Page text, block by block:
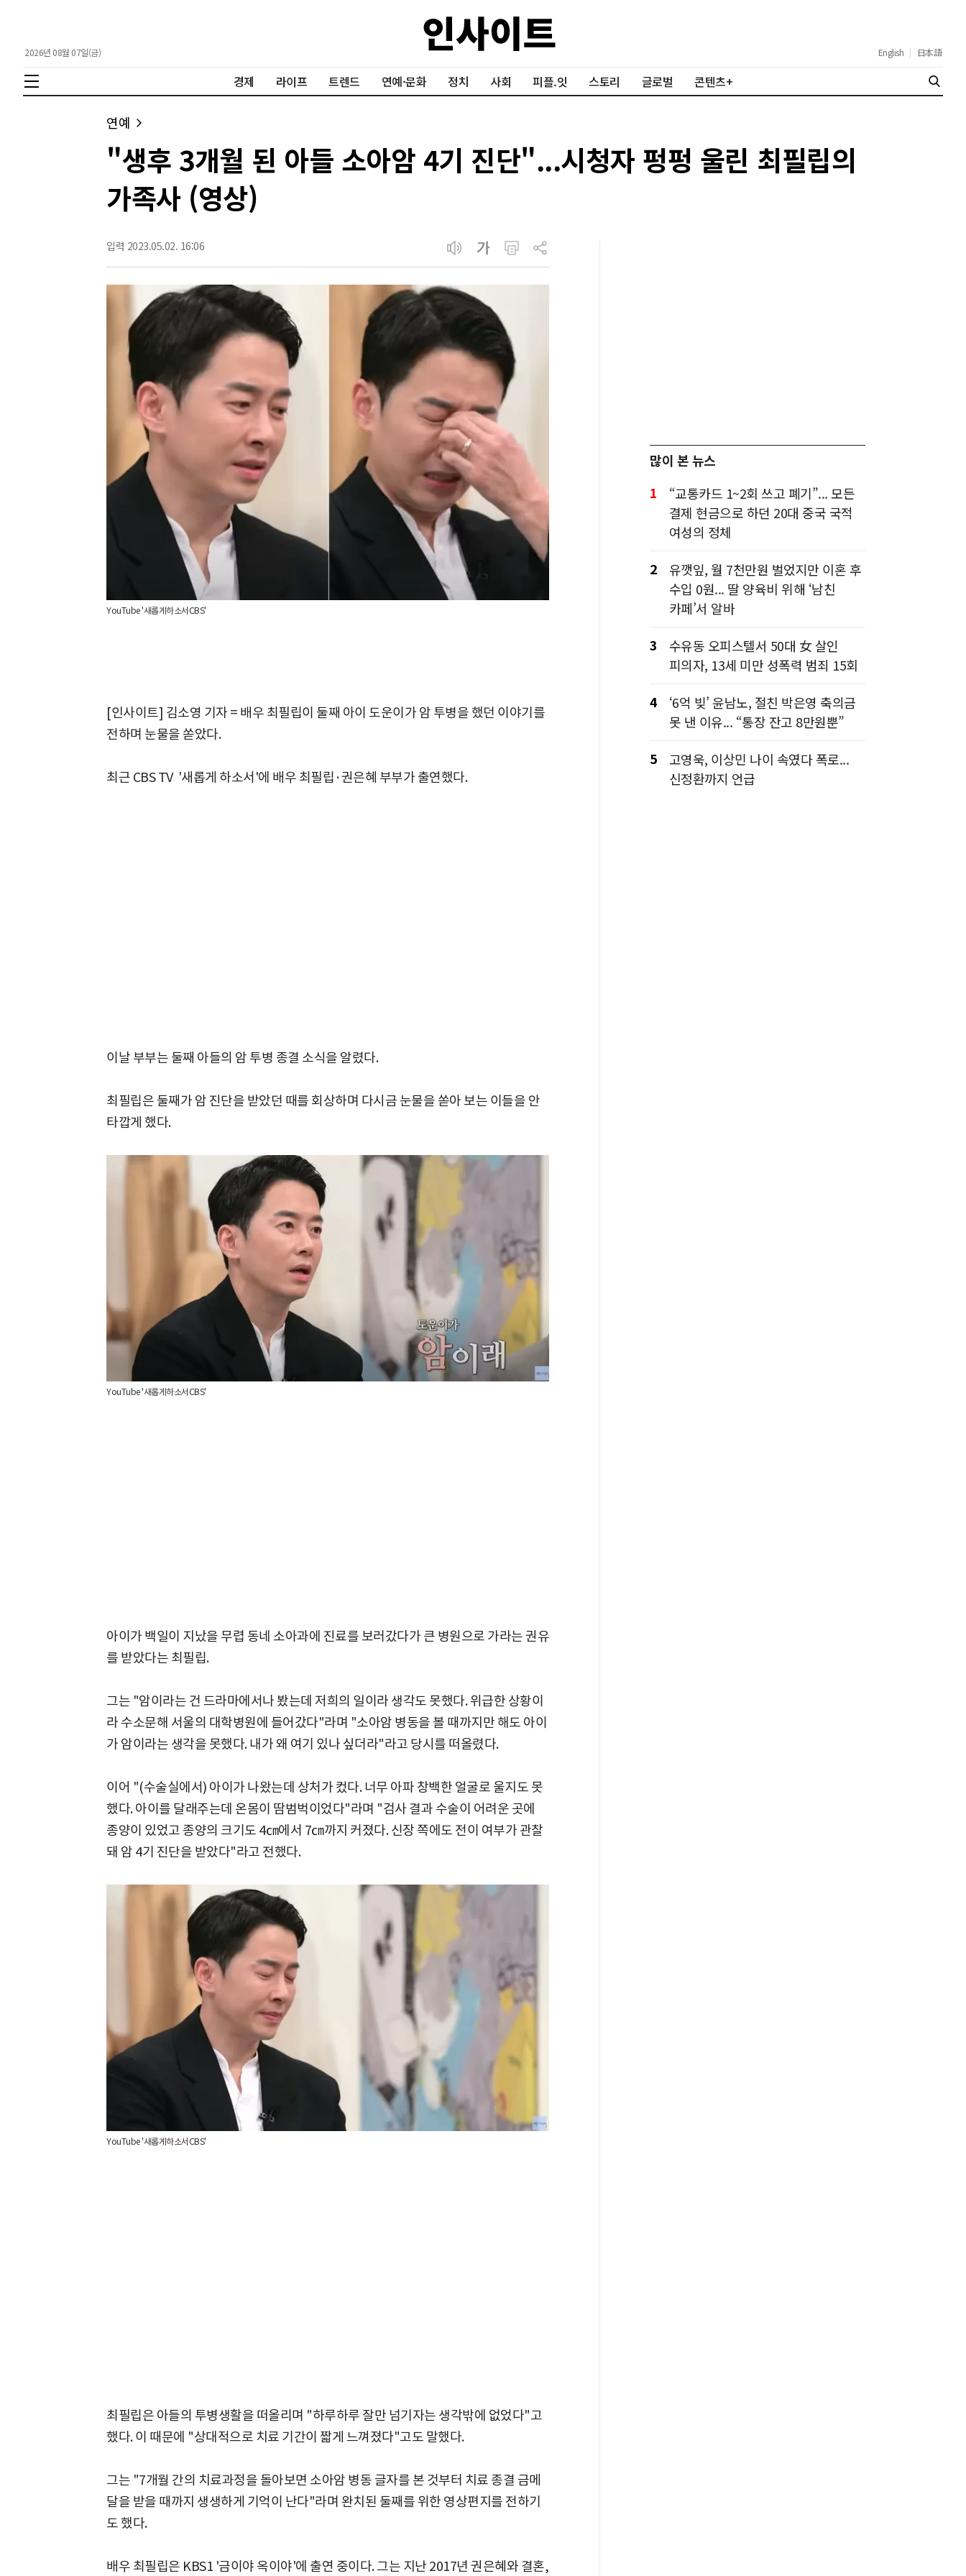
2026년 08월 07일(금) English | 日本語
경제 라이프 트렌드 연예·문화 정치 사회 피플.잇 스토리 글로벌 콘텐츠+
연예
"생후 3개월 된 아들 소아암 4기 진단"...시청자 펑펑 울린 최필립의
가족사 (영상)
입력 2023.05.02. 16:06
YouTube '새롭게하소서CBS'
[인사이트] 김소영 기자 = 배우 최필립이 둘째 아이 도운이가 암 투병을 했던 이야기를
전하며 눈물을 쏟았다.
최근 CBS TV '새롭게 하소서'에 배우 최필립·권은혜 부부가 출연했다.
이날 부부는 둘째 아들의 암 투병 종결 소식을 알렸다.
최필립은 둘째가 암 진단을 받았던 때를 회상하며 다시금 눈물을 쏟아 보는 이들을 안
타깝게 했다.
YouTube '새롭게하소서CBS'
아이가 백일이 지났을 무렵 동네 소아과에 진료를 보러갔다가 큰 병원으로 가라는 권유
를 받았다는 최필립.
그는 "암이라는 건 드라마에서나 봤는데 저희의 일이라 생각도 못했다. 위급한 상황이
라 수소문해 서울의 대학병원에 들어갔다"라며 "소아암 병동을 볼 때까지만 해도 아이
가 암이라는 생각을 못했다. 내가 왜 여기 있나 싶더라"라고 당시를 떠올렸다.
이어 "(수술실에서) 아이가 나왔는데 상처가 컸다. 너무 아파 창백한 얼굴로 울지도 못
했다. 아이를 달래주는데 온몸이 땀범벅이었다"라며 "검사 결과 수술이 어려운 곳에
종양이 있었고 종양의 크기도 4㎝에서 7㎝까지 커졌다. 신장 쪽에도 전이 여부가 관찰
돼 암 4기 진단을 받았다"라고 전했다.
YouTube '새롭게하소서CBS'
최필립은 아들의 투병생활을 떠올리며 "하루하루 잘만 넘기자는 생각밖에 없었다"고
했다. 이 때문에 "상대적으로 치료 기간이 짧게 느껴졌다"고도 말했다.
그는 "7개월 간의 치료과정을 돌아보면 소아암 병동 글자를 본 것부터 치료 종결 금메
달을 받을 때까지 생생하게 기억이 난다"라며 완치된 둘째를 위한 영상편지를 전하기
도 했다.
배우 최필립은 KBS1 '금이야 옥이야'에 출연 중이다. 그는 지난 2017년 권은혜와 결혼,
많이 본 뉴스
1
“교통카드 1~2회 쓰고 폐기”... 모든
결제 현금으로 하던 20대 중국 국적
여성의 정체
2
유깻잎, 월 7천만원 벌었지만 이혼 후
수입 0원... 딸 양육비 위해 ‘남친
카페’서 알바
3
수유동 오피스텔서 50대 女 살인
피의자, 13세 미만 성폭력 범죄 15회
4
‘6억 빚’ 윤남노, 절친 박은영 축의금
못 낸 이유... “통장 잔고 8만원뿐”
5
고영욱, 이상민 나이 속였다 폭로...
신정환까지 언급